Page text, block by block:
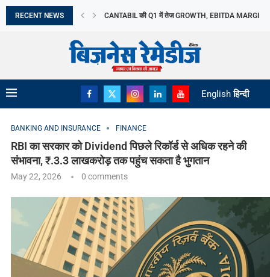
RECENT NEWS CANTABIL की Q1 में तेज GROWTH, EBITDA MARGIN...
English हिन्दी
BANKING AND INSURANCE FINANCE
RBI का सरकार को Dividend पिछले रिकॉर्ड से अधिक रहने की
संभावना, ₹.3.3 लाखकरोड़ तक पहुंच सकता है भुगतान
May 22, 2026 0 comments